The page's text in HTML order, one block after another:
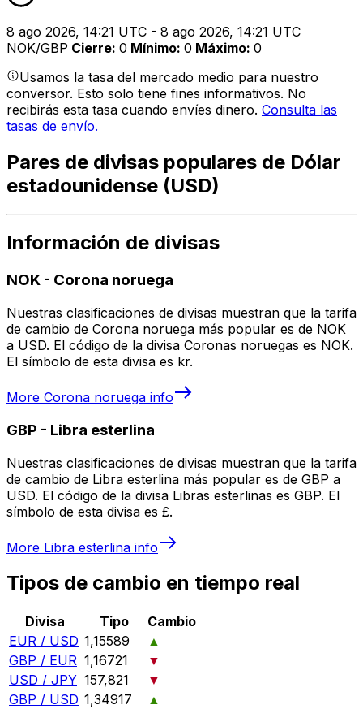
8 ago 2026, 14:21 UTC - 8 ago 2026, 14:21 UTC
NOK/GBP Cierre: 0 Mínimo: 0 Máximo: 0
Usamos la tasa del mercado medio para nuestro
conversor. Esto solo tiene fines informativos. No
recibirás esta tasa cuando envíes dinero. Consulta las
tasas de envío.
Pares de divisas populares de Dólar
estadounidense (USD)
Información de divisas
NOK - Corona noruega
Nuestras clasificaciones de divisas muestran que la tarifa
de cambio de Corona noruega más popular es de NOK
a USD. El código de la divisa Coronas noruegas es NOK.
El símbolo de esta divisa es kr.
More Corona noruega info
GBP - Libra esterlina
Nuestras clasificaciones de divisas muestran que la tarifa
de cambio de Libra esterlina más popular es de GBP a
USD. El código de la divisa Libras esterlinas es GBP. El
símbolo de esta divisa es £.
More Libra esterlina info
Tipos de cambio en tiempo real
Divisa Tipo
Cambio
EUR / USD 1,15589
▲
GBP / EUR 1,16721
▼
USD / JPY 157,821
▼
GBP / USD 1,34917
▲